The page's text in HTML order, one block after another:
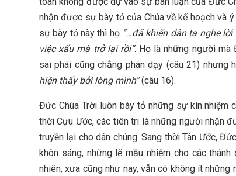
nhận được sự bày tỏ của Chúa về kế hoạch và
sự bày tỏ này thì họ “…đã khiến dân ta nghe
việc xấu mà trở lại rồi”. Họ là những người mà
sai phái cũng chẳng phán dạy (câu 21) nhưng
hiện thấy bởi lòng mình”(câu 16).
Đức Chúa Trời luôn bày tỏ những sự kín nhiệm
thời Cựu Ước, các tiên tri là những người nhận
truyền lại cho dân chúng. Sang thời Tân Ước,
khôn sáng, những lẽ mầu nhiệm cho các
nhiên, xưa cũng như nay, vẫn có không ít